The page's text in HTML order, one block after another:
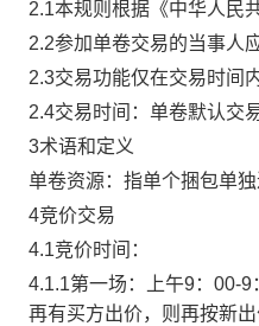
2.1本规则根据《中华人民
2.2参加单卷交易的当事人
2.3交易功能仅在交易时间
2.4交易时间：单卷默认交
3术语和定义
单卷资源：指单个捆包单独
4竞价交易
4.1竞价时间：
4.1.1第一场：上午9：00-
再有买方出价，则再按新